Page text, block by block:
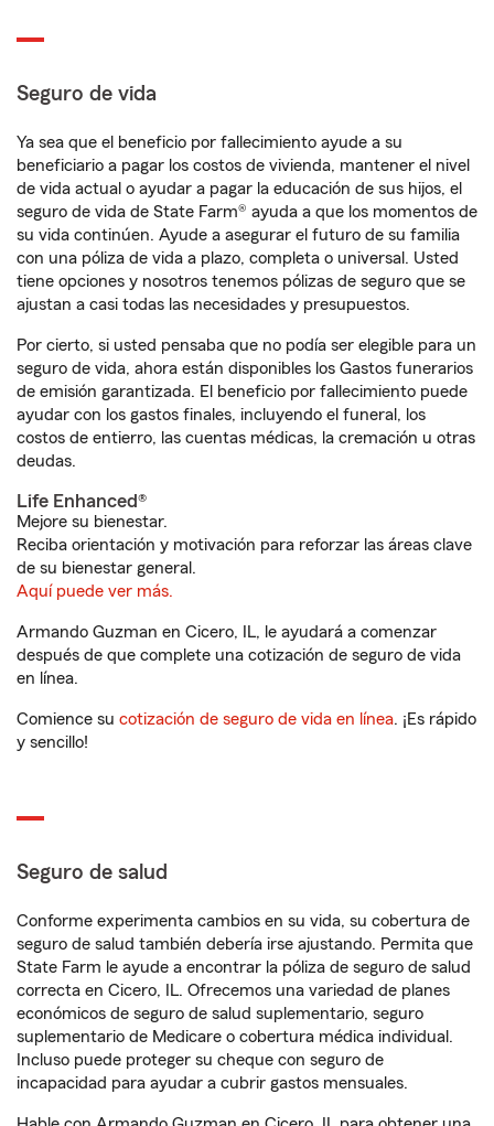
Seguro de vida
Ya sea que el beneficio por fallecimiento ayude a su
beneficiario a pagar los costos de vivienda, mantener el nivel
de vida actual o ayudar a pagar la educación de sus hijos, el
seguro de vida de State Farm® ayuda a que los momentos de
su vida continúen. Ayude a asegurar el futuro de su familia
con una póliza de vida a plazo, completa o universal. Usted
tiene opciones y nosotros tenemos pólizas de seguro que se
ajustan a casi todas las necesidades y presupuestos.
Por cierto, si usted pensaba que no podía ser elegible para un
seguro de vida, ahora están disponibles los Gastos funerarios
de emisión garantizada. El beneficio por fallecimiento puede
ayudar con los gastos finales, incluyendo el funeral, los
costos de entierro, las cuentas médicas, la cremación u otras
deudas.
Life Enhanced®
Mejore su bienestar.
Reciba orientación y motivación para reforzar las áreas clave
de su bienestar general.
Aquí puede ver más.
Armando Guzman en Cicero, IL, le ayudará a comenzar
después de que complete una cotización de seguro de vida
en línea.
Comience su cotización de seguro de vida en línea. ¡Es rápido
y sencillo!
Seguro de salud
Conforme experimenta cambios en su vida, su cobertura de
seguro de salud también debería irse ajustando. Permita que
State Farm le ayude a encontrar la póliza de seguro de salud
correcta en Cicero, IL. Ofrecemos una variedad de planes
económicos de seguro de salud suplementario, seguro
suplementario de Medicare o cobertura médica individual.
Incluso puede proteger su cheque con seguro de
incapacidad para ayudar a cubrir gastos mensuales.